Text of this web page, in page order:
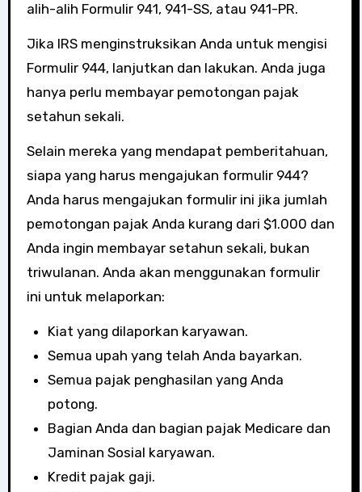
alih-alih Formulir 941, 941-SS, atau 941-PR.
Jika IRS menginstruksikan Anda untuk mengisi
Formulir 944, lanjutkan dan lakukan. Anda juga
hanya perlu membayar pemotongan pajak
setahun sekali.
Selain mereka yang mendapat pemberitahuan,
siapa yang harus mengajukan formulir 944?
Anda harus mengajukan formulir ini jika jumlah
pemotongan pajak Anda kurang dari $1.000 dan
Anda ingin membayar setahun sekali, bukan
triwulanan. Anda akan menggunakan formulir
ini untuk melaporkan:
Kiat yang dilaporkan karyawan.
Semua upah yang telah Anda bayarkan.
Semua pajak penghasilan yang Anda
potong.
Bagian Anda dan bagian pajak Medicare dan
Jaminan Sosial karyawan.
Kredit pajak gaji.